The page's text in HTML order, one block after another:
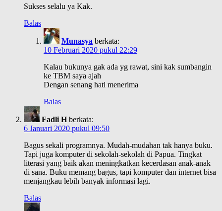
Sukses selalu ya Kak.
Balas
Munasya berkata:
10 Februari 2020 pukul 22:29
Kalau bukunya gak ada yg rawat, sini kak sumbangin
ke TBM saya ajah
Dengan senang hati menerima
Balas
Fadli H berkata:
6 Januari 2020 pukul 09:50
Bagus sekali programnya. Mudah-mudahan tak hanya buku.
Tapi juga komputer di sekolah-sekolah di Papua. Tingkat
literasi yang baik akan meningkatkan kecerdasan anak-anak
di sana. Buku memang bagus, tapi komputer dan internet bisa
menjangkau lebih banyak informasi lagi.
Balas